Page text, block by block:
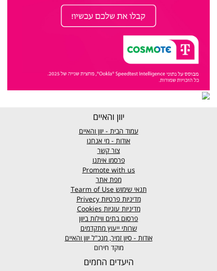
יוון והאיים
עמוד הבית - יוון והאיים
אודות - מי אנחנו
צור קשר
פרסמו איתנו
Promote with us
מפת אתר
תנאי שימוש
מדיניות פרטיות Privecy
מדיניות עוגיות Cookies
פרסום בתים ווילות ביוון
שרותי ייעוץ מתקדמים
אודות - סיון זמיר, מנכ"ל יוון והאיים
מוקד חירום
היעדים החמים